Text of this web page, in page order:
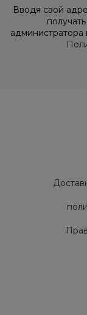
Вводя свой
администратора